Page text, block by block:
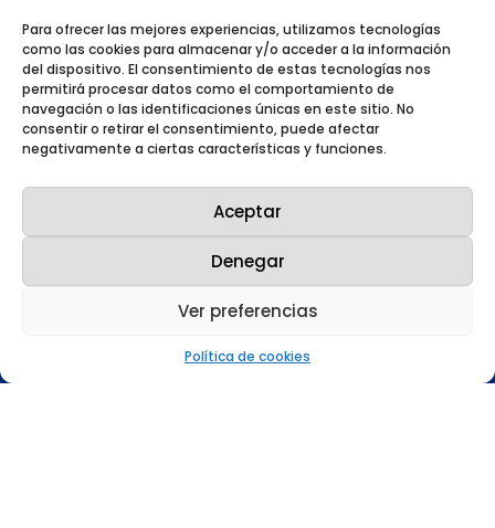
Para ofrecer las mejores experiencias, utilizamos tecnologías
como las cookies para almacenar y/o acceder a la información
del dispositivo. El consentimiento de estas tecnologías nos
permitirá procesar datos como el comportamiento de
navegación o las identificaciones únicas en este sitio. No
consentir o retirar el consentimiento, puede afectar
negativamente a ciertas características y funciones.
Aceptar
Denegar
Ver preferencias
Política de cookies
Archivos